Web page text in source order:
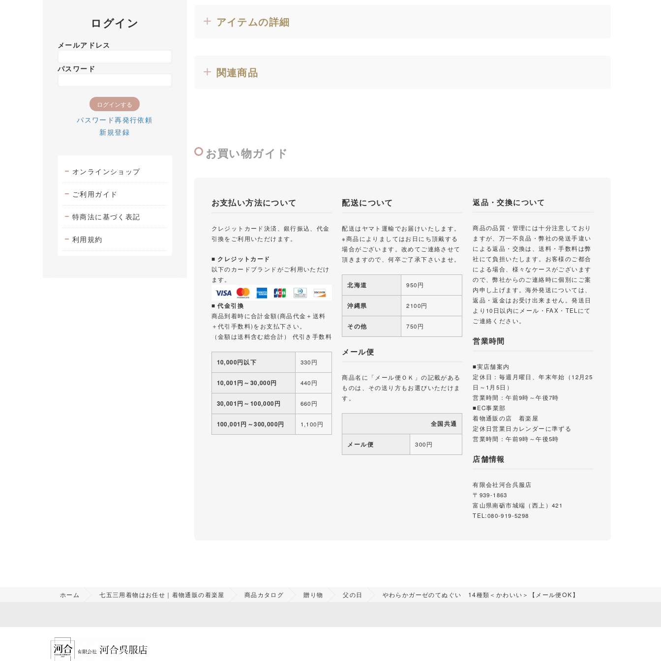
ログイン
メールアドレス
パスワード
パスワード再発行依頼
新規登録
オンラインショップ
ご利用ガイド
特商法に基づく表記
利用規約
アイテムの詳細
関連商品
お買い物ガイド
お支払い方法について
クレジットカード決済、銀行振込、代金
引換をご利用いただけます。
■ クレジットカード
以下のカードブランドがご利用いただけ
ます。
■ 代金引換
商品到着時に合計金額(商品代金＋送料
＋代引手数料)をお支払下さい。
（金額は送料含む総合計） 代引き手数料
10,000円以下 330円
10,001円～30,000円 440円
30,001円～100,000円 660円
100,001円～300,000円 1,100円
配送について
配送はヤマト運輸でお届けいたします。
※商品によりましてはお日にち頂戴する
場合がございます。改めてご連絡させて
頂きますので、何卒ご了承下さいませ。
北海道 950円
沖縄県 2100円
その他 750円
メール便
商品名に「メール便ＯＫ」の記載がある
ものは、その送り方もお選びいただけま
す。
全国共通
メール便 300円
返品・交換について
商品の品質・管理には十分注意しており
ますが、万一不良品・弊社の発送手違い
による返品・交換は、送料・手数料は弊
社にて負担いたします。お客様のご都合
による場合、様々なケースがございます
ので、弊社からのご連絡時に個別にご案
内申し上げます。海外発送については、
返品・返金はお受け出来ません。発送日
より10日以内にメール・FAX・TELにて
ご連絡ください。
営業時間
■実店舗案内
定休日：毎週月曜日、年末年始（12月25
日～1月5日）
営業時間：午前9時～午後7時
■EC事業部
着物通販の店 着楽屋
定休日営業日カレンダーに準ずる
営業時間：午前9時～午後5時
店舗情報
有限会社河合呉服店
〒939-1863
富山県南砺市城端（西上）421
TEL:080-919-5298
ホーム 七五三用着物はお任せ｜着物通販の着楽屋 商品カタログ 贈り物 父の日 やわらかガーゼのてぬぐい 14種類＜かわいい＞【メール便OK】